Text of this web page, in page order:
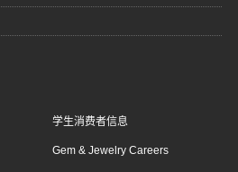
学生消费者信息
Gem & Jewelry Careers